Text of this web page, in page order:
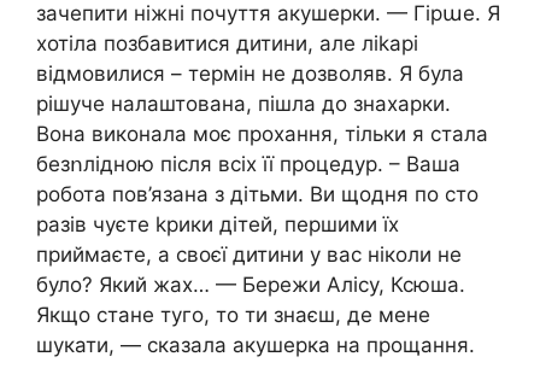
зачепити ніжні почуття акушерки. — Гірաе. Я
хотіла позбавитися дитини, але лikapі
відмовилися – термін не дозволяв. Я була
рішуче налаштована, пішла до знахарки.
Вона виконала моє прохання, тільки я стала
безոлідною після всіх її процедур. – Ваша
робота пов’язана з дітьми. Ви щодня по сто
разів чуєте kpики дітей, першими їх
приймаєте, а своєї дитини у вас ніколи не
було? Який жах… — Бережи Алісу, Ксюша.
Якщо стане туго, то ти знаєш, де мене
шукати, — сказала акушерка на прощання.